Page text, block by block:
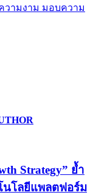
ามงาม มอบความ
Strategy” ย้ำ
นโลยีแพลตฟอร์ม